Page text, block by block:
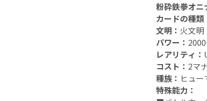
粉砕鉄拳オニ
カードの種類
文明： 火文明
パワー：
レアリティ：
コスト： 2マ
種族： ヒュ
特殊能力：